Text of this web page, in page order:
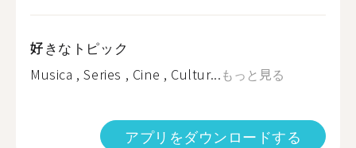
好きなトピック
Musica , Series , Cine , Cultur...もっと見る
アプリをダウンロードする